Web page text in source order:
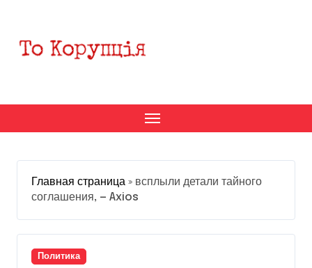
содержанию
Главная страница » всплыли детали тайного
соглашения, — Axios
Политика